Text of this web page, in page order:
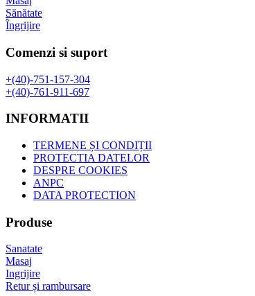
Sănătate
Îngrijire
Comenzi si suport
+(40)-751-157-304
+(40)-761-911-697
INFORMATII
TERMENE ȘI CONDIȚII
PROTECTIA DATELOR
DESPRE COOKIES
ANPC
DATA PROTECTION
Produse
Sanatate
Masaj
Ingrijire
Retur și rambursare